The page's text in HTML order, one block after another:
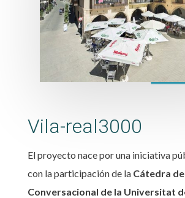
Vila-real3000
El proyecto nace por una iniciativa
con la participación de la Cátedra
Conversacional de la Universitat